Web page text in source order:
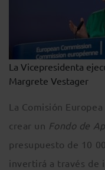
La Vicepresidenta
Margrete Vestager
La Comisión
crear un Fondo de
presupuesto de 10
invertirá a través de